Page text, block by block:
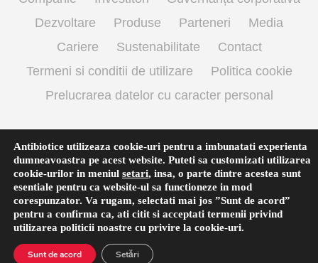
Dezvoltare
Produse Parteneri
Media
Cariere
Sustenabilitate
Contact
Termeni si conditii de utilizare
Politica cookie
Prelucrarea datelor cu caracter personal
Antibiotice utilizeaza cookie-uri pentru a imbunatati experienta
dumneavoastra pe acest website. Puteti sa customizati utilizarea
cookie-urilor in meniul setari, insa, o parte dintre acestea sunt
esentiale pentru ca website-ul sa functioneze in mod
corespunzator. Va rugam, selectati mai jos ”Sunt de acord”
pentru a confirma ca, ati citit si acceptati termenii privind
utilizarea politicii noastre cu privire la cookie-uri.
Sunt de acord Setări
English(Engleză) Română